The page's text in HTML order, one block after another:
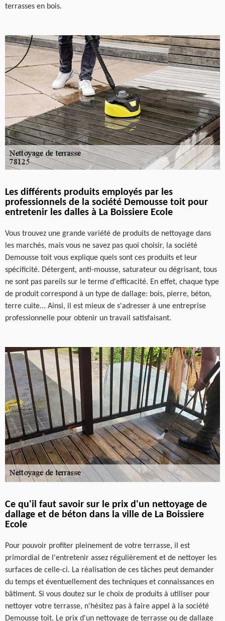
terrasses en bois.
Les différents produits employés par les
professionnels de la société Demousse toit pour
entretenir les dalles à La Boissiere Ecole
Vous trouvez une grande variété de produits de nettoyage dans
les marchés, mais vous ne savez pas quoi choisir, la société
Demousse toit vous explique quels sont ces produits et leur
spécificité. Détergent, anti-mousse, saturateur ou dégrisant, tous
ne sont pas pareils sur le terme d'efficacité. En effet, chaque type
de produit correspond à un type de dallage: bois, pierre, béton,
terre cuite... Ainsi, il est mieux de s'adresser à une entreprise
professionnelle pour obtenir un travail satisfaisant.
Ce qu'il faut savoir sur le prix d'un nettoyage de
dallage et de béton dans la ville de La Boissiere
Ecole
Pour pouvoir profiter pleinement de votre terrasse, il est
primordial de l'entretenir assez régulièrement et de nettoyer les
surfaces de celle-ci. La réalisation de ces tâches peut demander
du temps et éventuellement des techniques et connaissances en
bâtiment. Si vous doutez sur le choix de produits à utiliser pour
nettoyer votre terrasse, n'hésitez pas à faire appel à la société
Demousse toit. Le prix d'un nettoyage de terrasse ou de dallage